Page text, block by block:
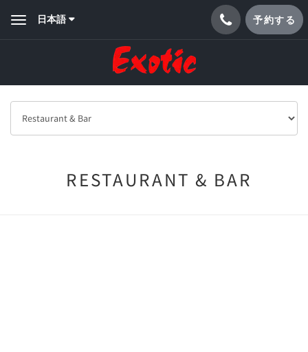
Toggle日本語 予約する
RESTAURANT & BAR